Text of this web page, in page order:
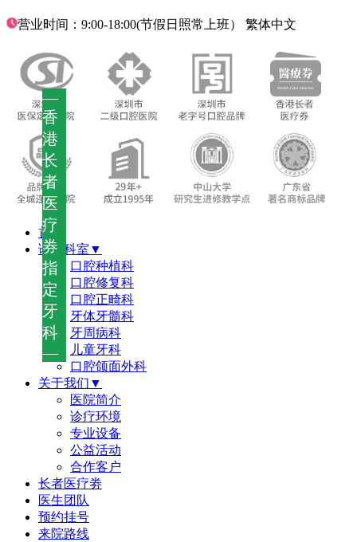
—
香
港
长
者
医
疗
券
指
定
牙
科
—
营业时间：9:00-18:00(节假日照常上班） 繁体中文
首页
诊疗科室▼
口腔种植科
口腔修复科
口腔正畸科
牙体牙髓科
牙周病科
儿童牙科
口腔颌面外科
关于我们▼
医院简介
诊疗环境
专业设备
公益活动
合作客户
长者医疗劵
医生团队
预约挂号
来院路线